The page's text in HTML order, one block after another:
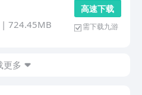
| 724.45MB
高 速 下 载
需下载九游
更多